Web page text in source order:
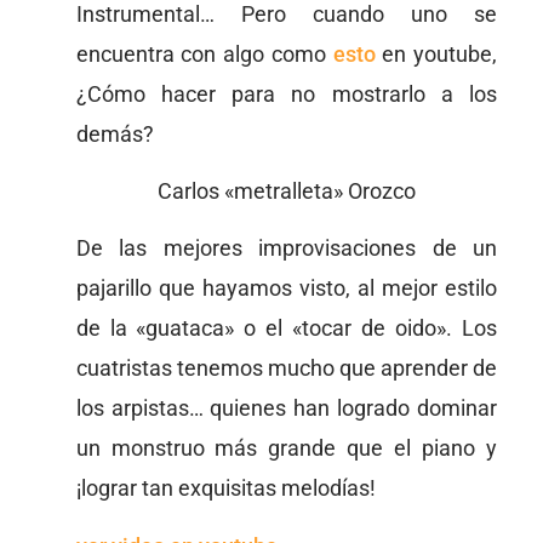
Instrumental… Pero cuando uno se
encuentra con algo como estoen youtube,
¿Cómo hacer para no mostrarlo a los
demás?
Carlos «metralleta» Orozco
De las mejores improvisaciones de un
pajarillo que hayamos visto, al mejor estilo
de la «guataca» o el «tocar de oido». Los
cuatristas tenemos mucho que aprender de
los arpistas… quienes han logrado dominar
un monstruo más grande que el piano y
¡lograr tan exquisitas melodías!